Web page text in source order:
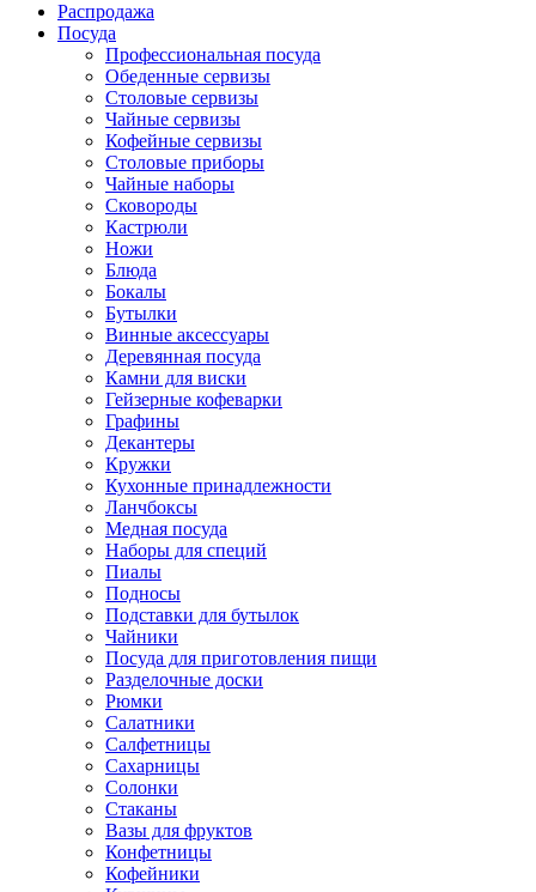
Распродажа
Посуда
Профессиональная посуда
Обеденные сервизы
Столовые сервизы
Чайные сервизы
Кофейные сервизы
Столовые приборы
Чайные наборы
Сковороды
Кастрюли
Ножи
Блюда
Бокалы
Бутылки
Винные аксессуары
Деревянная посуда
Камни для виски
Гейзерные кофеварки
Графины
Декантеры
Кружки
Кухонные принадлежности
Ланчбоксы
Медная посуда
Наборы для специй
Пиалы
Подносы
Подставки для бутылок
Чайники
Посуда для приготовления пищи
Разделочные доски
Рюмки
Салатники
Салфетницы
Сахарницы
Солонки
Стаканы
Вазы для фруктов
Конфетницы
Кофейники